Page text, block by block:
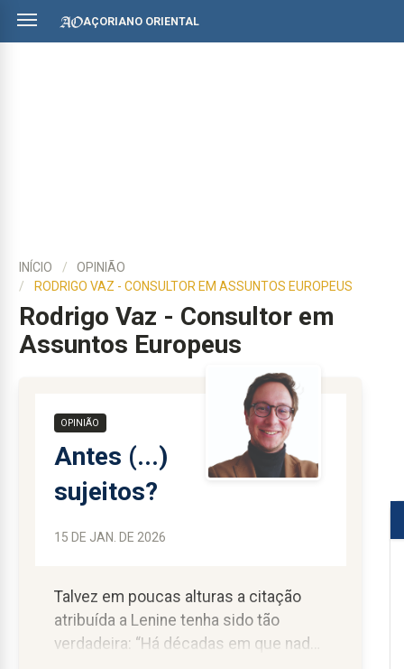
AÇORIANO ORIENTAL
INÍCIO
OPINIÃO
RODRIGO VAZ - CONSULTOR EM ASSUNTOS EUROPEUS
Rodrigo Vaz - Consultor em
Assuntos Europeus
OPINIÃO
Antes (...)
sujeitos?
15 DE JAN. DE 2026
Talvez em poucas alturas a citação
atribuída a Lenine tenha sido tão
verdadeira: “Há décadas em que nada